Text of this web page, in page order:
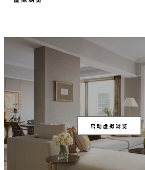
启动虚拟浏览